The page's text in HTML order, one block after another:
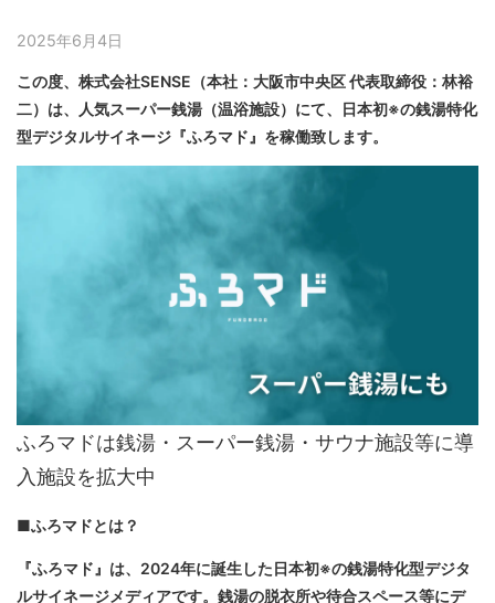
2025年6月4日
この度、株式会社SENSE（本社：大阪市中央区 代表取締役：林裕
二）は、人気スーパー銭湯（温浴施設）にて、日本初※の銭湯特化
型デジタルサイネージ『ふろマド』を稼働致します。
ふろマドは銭湯・スーパー銭湯・サウナ施設等に導
入施設を拡大中
■ふろマドとは？
『ふろマド』は、2024年に誕生した日本初※の銭湯特化型デジタ
ルサイネージメディアです。銭湯の脱衣所や待合スペース等にデ